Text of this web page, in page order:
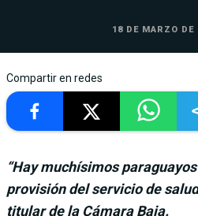
18 DE MARZO DE
Compartir en redes
“Hay muchísimos
provisión del servicio de
titular de la Cámara Baja.